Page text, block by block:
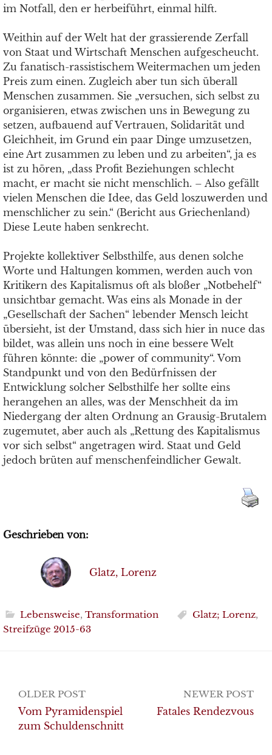
im Notfall, den er herbeiführt, einmal hilft.
Weithin auf der Welt hat der grassierende Zerfall
von Staat und Wirtschaft Menschen aufgescheucht.
Zu fanatisch-rassistischem Weitermachen um jeden
Preis zum einen. Zugleich aber tun sich überall
Menschen zusammen. Sie „versuchen, sich selbst zu
organisieren, etwas zwischen uns in Bewegung zu
setzen, aufbauend auf Vertrauen, Solidarität und
Gleichheit, im Grund ein paar Dinge umzusetzen,
eine Art zusammen zu leben und zu arbeiten“, ja es
ist zu hören, „dass Profit Beziehungen schlecht
macht, er macht sie nicht menschlich. – Also gefällt
vielen Menschen die Idee, das Geld loszuwerden und
menschlicher zu sein.“ (Bericht aus Griechenland)
Diese Leute haben senkrecht.
Projekte kollektiver Selbsthilfe, aus denen solche
Worte und Haltungen kommen, werden auch von
Kritikern des Kapitalismus oft als bloßer „Notbehelf“
unsichtbar gemacht. Was eins als Monade in der
„Gesellschaft der Sachen“ lebender Mensch leicht
übersieht, ist der Umstand, dass sich hier in nuce das
bildet, was allein uns noch in eine bessere Welt
führen könnte: die „power of community“. Vom
Standpunkt und von den Bedürfnissen der
Entwicklung solcher Selbsthilfe her sollte eins
herangehen an alles, was der Menschheit da im
Niedergang der alten Ordnung an Grausig-Brutalem
zugemutet, aber auch als „Rettung des Kapitalismus
vor sich selbst“ angetragen wird. Staat und Geld
jedoch brüten auf menschenfeindlicher Gewalt.
Geschrieben von:
Glatz, Lorenz
Lebensweise, Transformation Glatz; Lorenz,
Streifzüge 2015-63
Post
navigation
OLDER POST
Vom Pyramidenspiel
zum Schuldenschnitt
NEWER POST
Fatales Rendezvous